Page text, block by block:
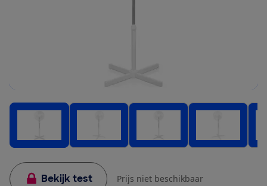
Bekijk test Prijs niet beschikbaar